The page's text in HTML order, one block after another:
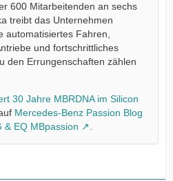
600 Mitarbeitenden an sechs
treibt das Unternehmen
automatisiertes Fahren,
und fortschrittliches
den Errungenschaften zählen
30 Jahre MBRDNA im Silicon
Mercedes-Benz Passion Blog
& EQ MBpassion